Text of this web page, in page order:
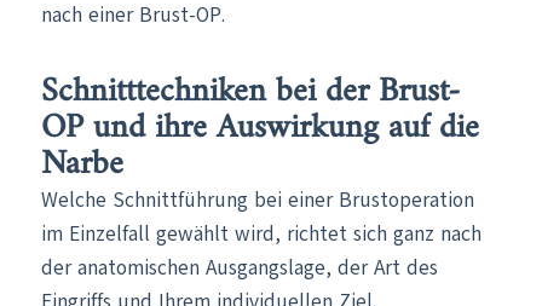
nach einer Brust-OP.
Schnitttechniken bei der Brust-
OP und ihre Auswirkung auf die
Narbe
Welche Schnittführung bei einer Brustoperation
im Einzelfall gewählt wird, richtet sich ganz nach
der anatomischen Ausgangslage, der Art des